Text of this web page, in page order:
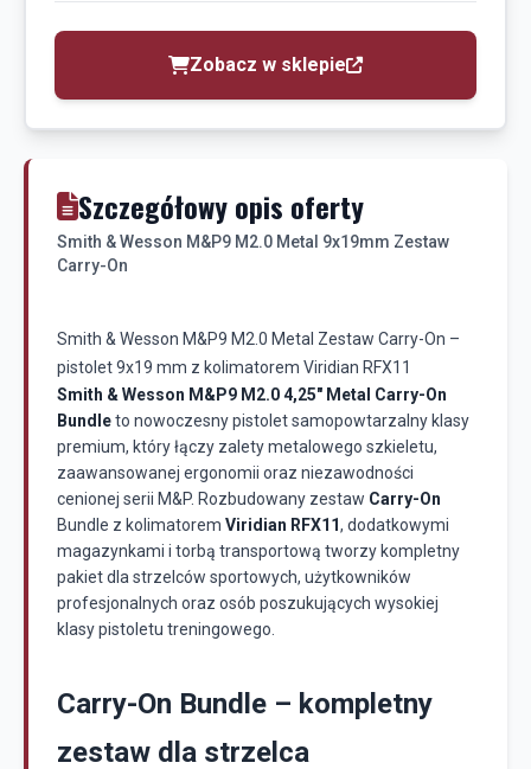
Zobacz w sklepie
Szczegółowy opis oferty
Smith & Wesson M&P9 M2.0 Metal 9x19mm Zestaw
Carry-On
Smith & Wesson M&P9 M2.0 Metal Zestaw Carry-On –
pistolet 9x19 mm z kolimatorem Viridian RFX11
Smith & Wesson M&P9 M2.0 4,25" Metal Carry-On
Bundleto nowoczesny pistolet samopowtarzalny klasy
premium, który łączy zalety metalowego szkieletu,
zaawansowanej ergonomii oraz niezawodności
cenionej serii M&P. Rozbudowany zestaw Carry-On
Bundle z kolimatorem Viridian RFX11, dodatkowymi
magazynkami i torbą transportową tworzy kompletny
pakiet dla strzelców sportowych, użytkowników
profesjonalnych oraz osób poszukujących wysokiej
klasy pistoletu treningowego.
Carry-On Bundle – kompletny
zestaw dla strzelca